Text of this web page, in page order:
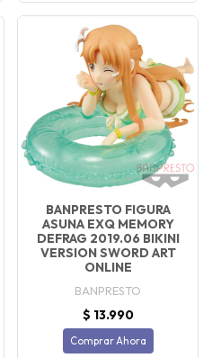
BANPRESTO FIGURA
ASUNA EXQ MEMORY
DEFRAG 2019.06 BIKINI
VERSION SWORD ART
ONLINE
BANPRESTO
$ 13.990
Comprar Ahora